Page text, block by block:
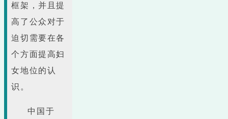
框架，并且提
高了公众对于
迫切需要在各
个方面提高妇
女地位的认
识。
中国于